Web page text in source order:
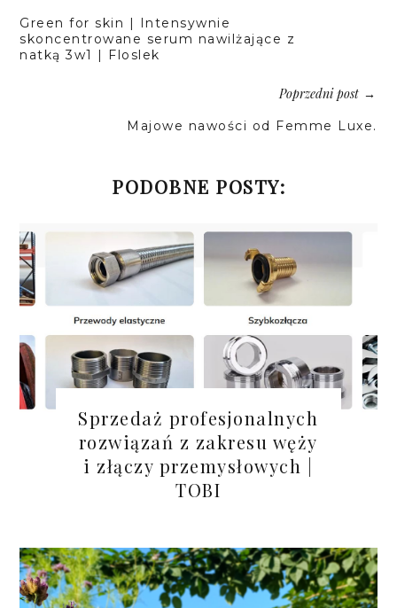
Green for skin | Intensywnie
skoncentrowane serum nawilżające z
natką 3w1 | Floslek
Poprzedni post→
Majowe nawości od Femme Luxe.
PODOBNE POSTY:
Sprzedaż profesjonalnych
rozwiązań z zakresu węży
i złączy przemysłowych |
TOBI